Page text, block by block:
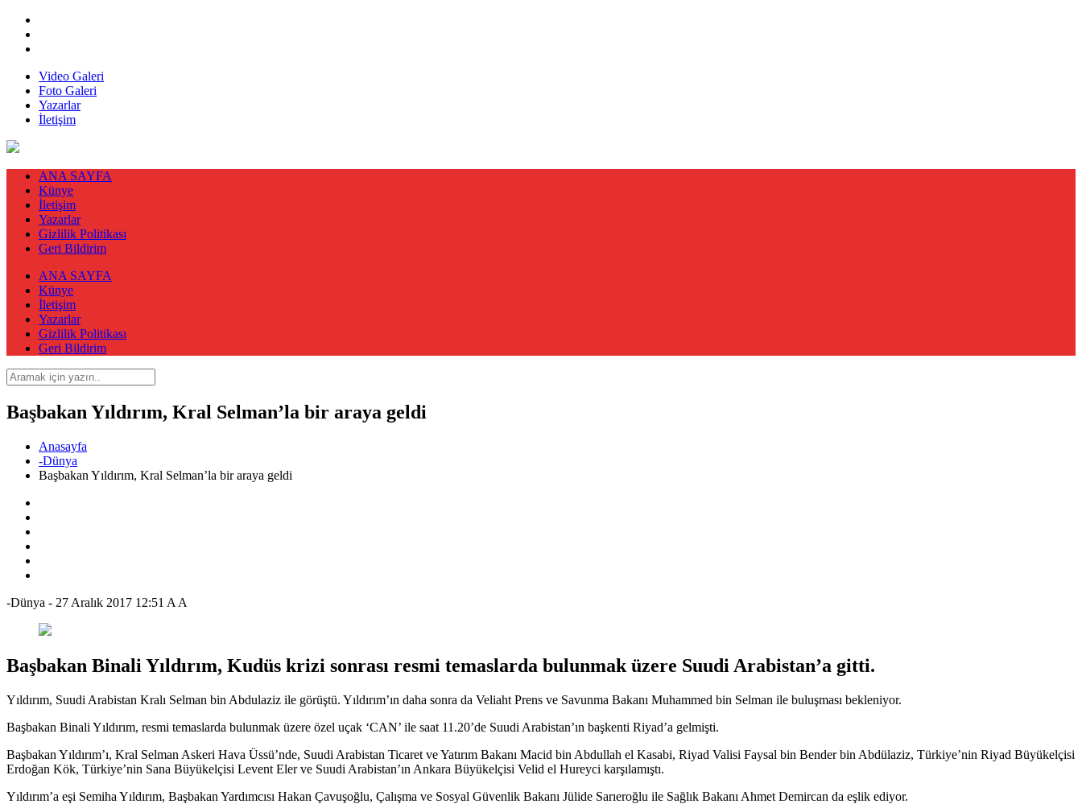
Video Galeri
Foto Galeri
Yazarlar
İletişim
ANA SAYFA
Künye
İletişim
Yazarlar
Gizlilik Politikası
Geri Bildirim
ANA SAYFA
Künye
İletişim
Yazarlar
Gizlilik Politikası
Geri Bildirim
Başbakan Yıldırım, Kral Selman’la bir araya geldi
Anasayfa
-Dünya
Başbakan Yıldırım, Kral Selman’la bir araya geldi
-Dünya - 27 Aralık 2017 12:51 A A
Başbakan Binali Yıldırım, Kudüs krizi sonrası resmi temaslarda bulunmak üzere Suudi Arabistan’a gitti.
Yıldırım, Suudi Arabistan Kralı Selman bin Abdulaziz ile görüştü. Yıldırım’ın daha sonra da Veliaht Prens ve Savunma Bakanı Muhammed bin Selman ile buluşması bekleniyor.
Başbakan Binali Yıldırım, resmi temaslarda bulunmak üzere özel uçak ‘CAN’ ile saat 11.20’de Suudi Arabistan’ın başkenti Riyad’a gelmişti.
Başbakan Yıldırım’ı, Kral Selman Askeri Hava Üssü’nde, Suudi Arabistan Ticaret ve Yatırım Bakanı Macid bin Abdullah el Kasabi, Riyad Valisi Faysal bin Bender bin Abdülaziz, Türkiye’nin Riyad Büyükelçisi
Erdoğan Kök, Türkiye’nin Sana Büyükelçisi Levent Eler ve Suudi Arabistan’ın Ankara Büyükelçisi Velid el Hureyci karşılamıştı.
Yıldırım’a eşi Semiha Yıldırım, Başbakan Yardımcısı Hakan Çavuşoğlu, Çalışma ve Sosyal Güvenlik Bakanı Jülide Sarıeroğlu ile Sağlık Bakanı Ahmet Demircan da eşlik ediyor.